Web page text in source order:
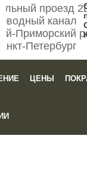
проезд
канал
Приморский
Петербург
ЦЕНЫ